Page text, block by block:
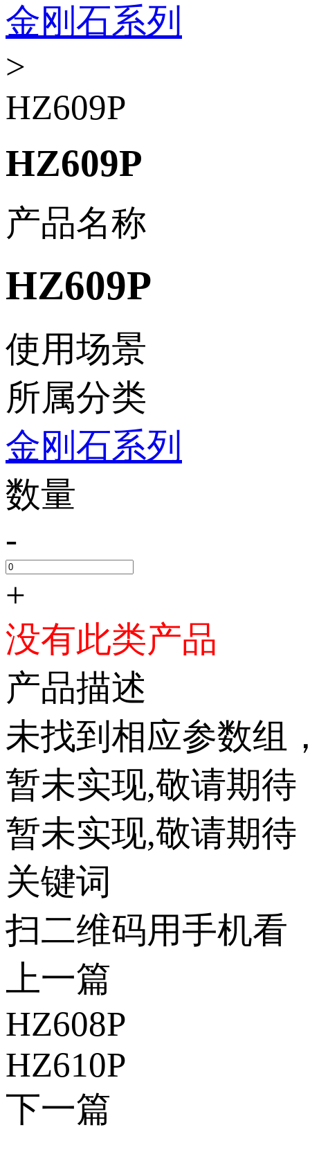
金刚石系列
>
HZ609P
HZ609P
产品名称
HZ609P
使用场景
所属分类
金刚石系列
数量
-
+
没有此类产品
产品描述
未找到相应参数组
暂未实现,敬请期待
暂未实现,敬请期待
关键词
扫二维码用手机看
上一篇
HZ608P
HZ610P
下一篇